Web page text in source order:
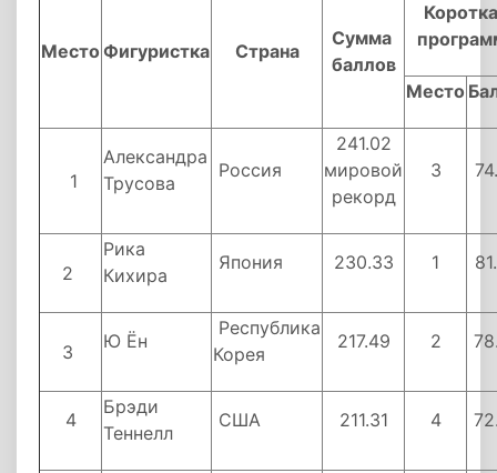
МестоФигуристка Страна
Сумма
баллов
Место
1
Александра
Трусова
Россия
241.02
мировой
рекорд
3
2
Рика
Кихира
Япония 230.33 1
3 Ю Ён
Республика
Корея
217.49 2
4
Брэди
Теннелл
США 211.31 4